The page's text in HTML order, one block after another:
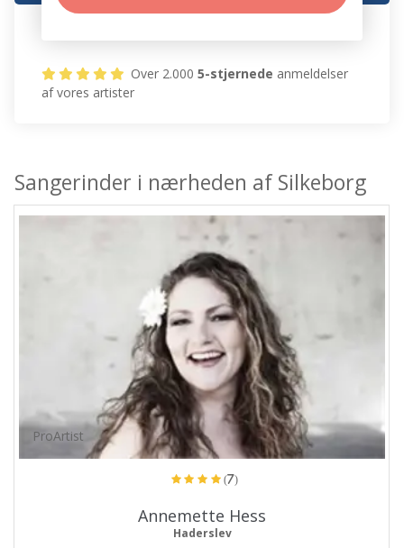
Over 2.0005-stjernede anmeldelser
af vores artister
Sangerinder i nærheden af Silkeborg
ProArtist
(7)
Annemette Hess
Haderslev